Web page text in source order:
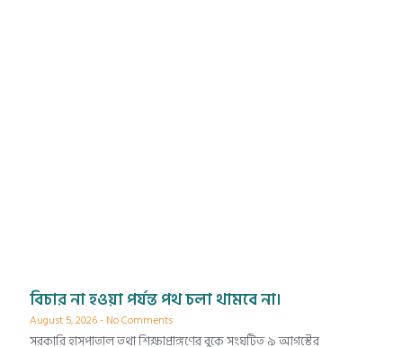
বিচার না হওয়া পর্যন্ত পথ চলা থামবে না।
August 5, 2026 No Comments
সরকারি হাসপাতাল তথা শিক্ষাপ্রাঙ্গণের বুকে সংঘটিত ৯ আগস্টের